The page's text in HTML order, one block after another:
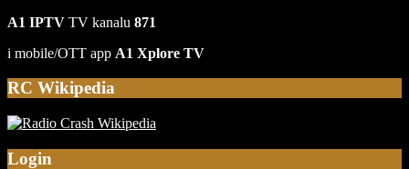
A1 IPTV TV kanalu 871
i mobile/OTT app A1 Xplore TV
RC Wikipedia
Login